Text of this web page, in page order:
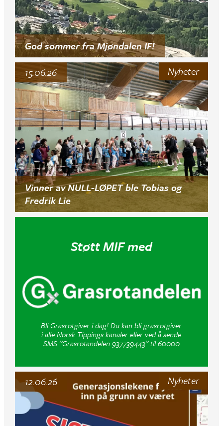
God sommer fra Mjøndalen IF!
Nyheter
Vinner av NULL-LØPET ble Tobias og
Fredrik Lie
15.06.26
Støtt MIF med
Bli Grasrotgiver i dag! Du kan bli grasrotgiver
i alle Norsk Tippings kanaler eller ved å sende
SMS ”Grasrotandelen 937739443” til 60000
Nyheter
12.06.26